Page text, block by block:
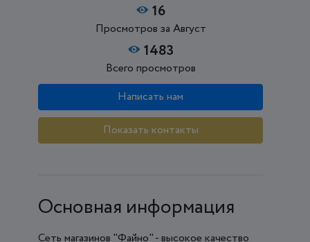
16
Просмотров за Август
1483
Всего просмотров
Написать нам
Показать контакты
Основная информация
Сеть магазинов "Файно" - высокое качество